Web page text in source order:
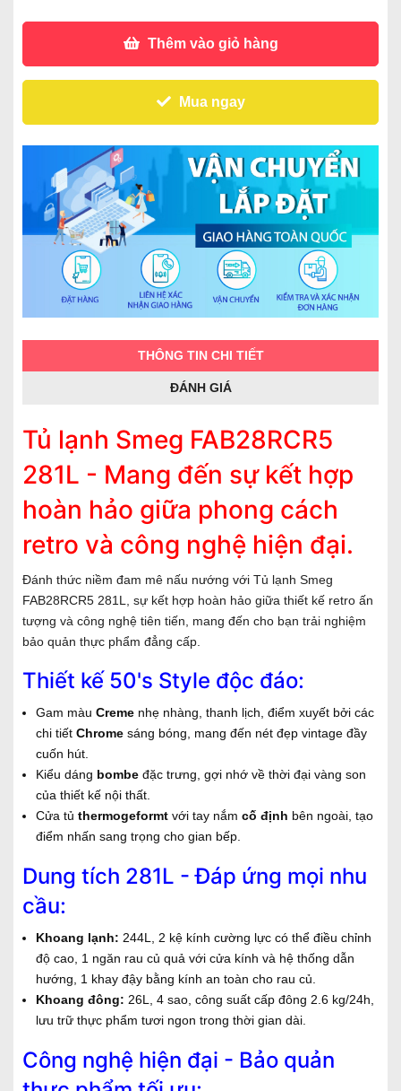
Thêm vào giỏ hàng
Mua ngay
THÔNG TIN CHI TIẾT
ĐÁNH GIÁ
Tủ lạnh Smeg FAB28RCR5
281L - Mang đến sự kết hợp
hoàn hảo giữa phong cách
retro và công nghệ hiện đại.
Đánh thức niềm đam mê nấu nướng với Tủ lạnh Smeg
FAB28RCR5 281L, sự kết hợp hoàn hảo giữa thiết kế retro ấn
tượng và công nghệ tiên tiến, mang đến cho bạn trải nghiệm
bảo quản thực phẩm đẳng cấp.
Thiết kế 50's Style độc đáo:
Gam màu Creme nhẹ nhàng, thanh lịch, điểm xuyết bởi các
chi tiết Chrome sáng bóng, mang đến nét đẹp vintage đầy
cuốn hút.
Kiểu dáng bombe đặc trưng, gợi nhớ về thời đại vàng son
của thiết kế nội thất.
Cửa tủ thermogeformt với tay nắm cố định bên ngoài, tạo
điểm nhấn sang trọng cho gian bếp.
Dung tích 281L - Đáp ứng mọi nhu
cầu:
Khoang lạnh: 244L, 2 kệ kính cường lực có thể điều chỉnh
độ cao, 1 ngăn rau củ quả với cửa kính và hệ thống dẫn
hướng, 1 khay đậy bằng kính an toàn cho rau củ.
Khoang đông: 26L, 4 sao, công suất cấp đông 2.6 kg/24h,
lưu trữ thực phẩm tươi ngon trong thời gian dài.
Công nghệ hiện đại - Bảo quản